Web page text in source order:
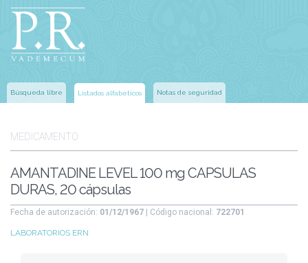
Búsqueda libre Listados alfabéticos Notas de seguridad
MEDICAMENTO
AMANTADINE LEVEL 100 mg CAPSULAS
DURAS, 20 cápsulas
Fecha de autorización: 01/12/1967 | Código nacional: 722701
LABORATORIOS ERN